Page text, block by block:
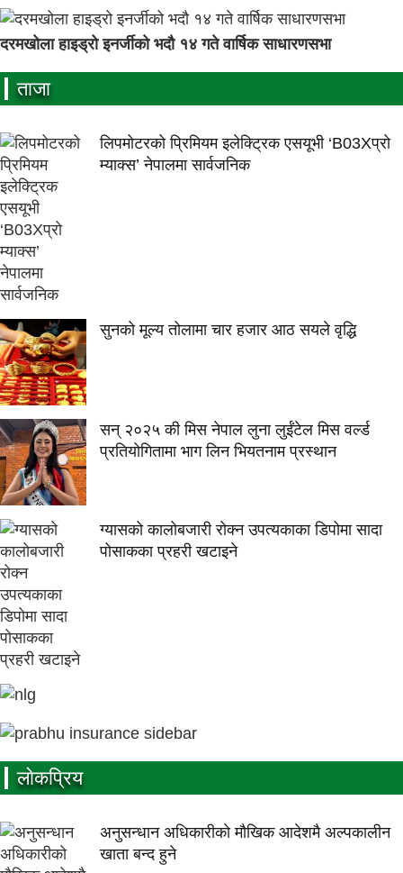
दरमखोला हाइड्रो इनर्जीको भदौ १४ गते वार्षिक साधारणसभा
ताजा
लिपमोटरको प्रिमियम इलेक्ट्रिक एसयूभी ‘B03Xप्रो
म्याक्स’ नेपालमा सार्वजनिक
सुनको मूल्य तोलामा चार हजार आठ सयले वृद्धि
सन् २०२५ की मिस नेपाल लुना लुईंटेल मिस वर्ल्ड
प्रतियोगितामा भाग लिन भियतनाम प्रस्थान
ग्यासको कालोबजारी रोक्न उपत्यकाका डिपोमा सादा
पोसाकका प्रहरी खटाइने
लाेकप्रिय
अनुसन्धान अधिकारीकाे माैखिक आदेशमै अल्पकालीन
खाता बन्द हुने